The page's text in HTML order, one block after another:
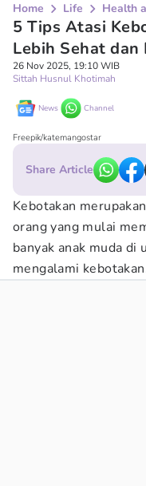
Home Life Health
5 Tips Atasi
Lebih Sehat dan
26 Nov 2025, 19:10 WIB
Sittah Husnul Khotimah
News Channel
Freepik/katemangostar
Share Article
Kebotakan
orang yang mulai
banyak anak muda di
mengalami